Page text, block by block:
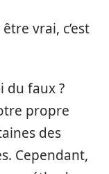
vrai, c’est
du faux ?
propre
des
Cependant,